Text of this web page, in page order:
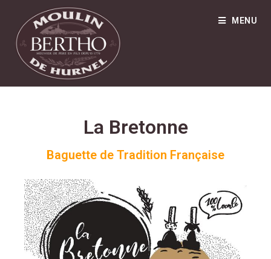
MENU
La Bretonne
Baguette de Tradition Française